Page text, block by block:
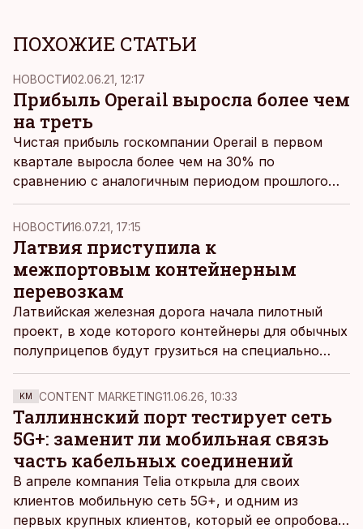
ПОХОЖИЕ СТАТЬИ
НОВОСТИ02.06.21, 12:17
Прибыль Operail выросла более чем
на треть
Чистая прибыль госкомпании Operail в первом
квартале выросла более чем на 30% по
сравнению с аналогичным периодом прошлого
года и достигла 1,4 миллиона евро, пишетÄripäev.
НОВОСТИ16.07.21, 17:15
Латвия приступила к
межпортовым контейнерным
перевозкам
Латвийская железная дорога начала пилотный
проект, в ходе которого контейнеры для обычных
полуприцепов будут грузиться на специально
приспособленные железнодорожные платформы и
перевозиться из одного порта в другой. Это даст
хороший импульс и для запуска контейнерного
поезда из порта Мууга через Ригу в Каунас и
оттуда дальше, до Тилбурга. Такой способ
транспортировки грузов медленнее, но примерно
вполовину дешевле и экологичнее, чем
автомобильные перевозки.
KM CONTENT MARKETING11.06.26, 10:33
Таллиннский порт тестирует сеть
5G+: заменит ли мобильная связь
часть кабельных соединений
В апреле компания Telia открыла для своих
клиентов мобильную сеть 5G+, и одним из
первых крупных клиентов, который ее опробовал,